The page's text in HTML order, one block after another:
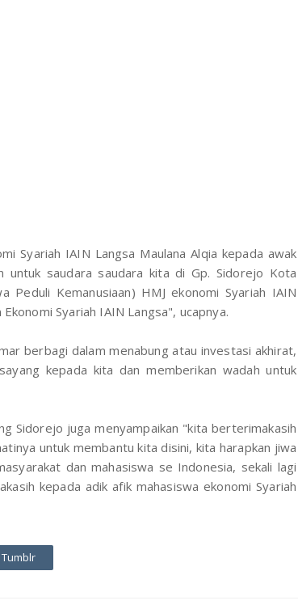
Syariah IAIN Langsa Maulana Alqia kepada awak
untuk saudara saudara kita di Gp. Sidorejo Kota
Kemanusiaan) HMJ ekonomi Syariah IAIN
Syariah IAIN Langsa", ucapnya.
berbagi dalam menabung atau investasi akhirat,
kepada kita dan memberikan wadah untuk
Sidorejo juga menyampaikan "kita berterimakasih
untuk membantu kita disini, kita harapkan jiwa
dan mahasiswa se Indonesia, sekali lagi
kepada adik afik mahasiswa ekonomi Syariah
Tumblr